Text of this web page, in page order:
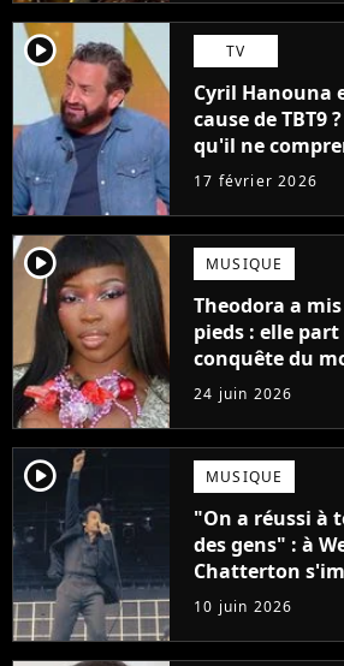
player2 TV
Cyril Hanouna
cause de TBT9
qu'il ne
quand même
17 février 2026
player2 MUSIQUE
Theodora a
pieds : elle
conquête du
premier gros
24 juin 2026
player2 MUSIQUE
"On a réussi à
des gens" : à
Chatterton
groupe rock
génération
10 juin 2026